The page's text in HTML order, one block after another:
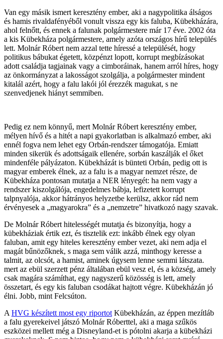
Van egy másik ismert keresztény ember, aki a nagypolitika álságos
és hamis rivaldafényéből vonult vissza egy kis faluba, Kübekházára,
ahol felnőtt, és ennek a falunak polgármestere már 17 éve. 2002 óta
a kis Kübekháza polgármestere, amely azóta országos hírű település
lett. Molnár Róbert nem azzal tette híressé a települését, hogy
politikus bábukat égetett, közpénzt lopott, korrupt megbízásokat
adott családja tagjainak vagy a cimboráinak, hanem arról híres, hogy
az önkormányzat a lakosságot szolgálja, a polgármester mindent
kitalál azért, hogy a falu lakói jól érezzék magukat, s ne
szenvedjenek hiányt semmiben.
Pedig ez nem könnyű, mert Molnár Róbert keresztény ember,
mélyen hívő és a hitét a napi gyakorlatban is alkalmazó ember, aki
ennél fogva nem lehet egy Orbán-rendszer támogatója. Emiatt
minden sikerük és adottságaik ellenére, sorbán kaszálják el őket
mindenféle pályázaton. Kübekházát is bünteti Orbán, pedig ott is
magyar emberek élnek, az a falu is a magyar nemzet része, de
Kübekháza pontosan mutatja a NER lényegét: ha nem vagy a
rendszer kiszolgálója, engedelmes bábja, lefizetett korrupt
talpnyalója, akkor hátrányos helyzetbe kerülsz, akkor rád nem
érvényesek a „magyarokra” és a „nemzetre” hivatkozó nagy szavak.
De Molnár Róbert hitelességét mutatja és bizonyítja, hogy a
kübekháziak értik ezt, és tisztelik ezt: inkább élnek egy olyan
faluban, amit egy hiteles keresztény ember vezet, aki nem adja el
magát bűnözőknek, s maga sem válik azzá, minthogy keresse a
talmit, az olcsót, a hamist, aminek úgysem lenne semmi látszata.
mert az ebül szerzett pénz általában ebül vesz el, és a község, amely
csak magára számíthat, egy nagyszerű közösség is lett, amely
összetart, és egy kis faluban csodákat hajtott végre. Kübekházán jó
élni. Jobb, mint Felcsúton.
A HVG készített most egy riportot Kübekházán, az éppen mezítláb
a falu gyerekeivel játszó Molnár Róberttel, aki a maga szűkös
eszközei mellett még a Disneyland-et is pótolni akarja a kübekházi